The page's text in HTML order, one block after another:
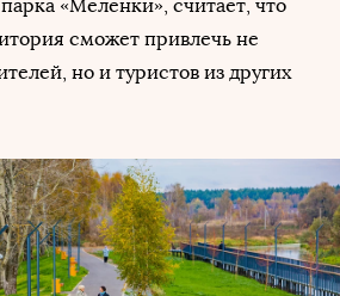
«Меленки», считает, что
сможет привлечь не
но и туристов из других